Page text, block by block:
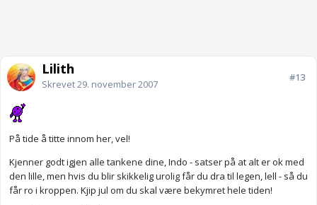
Lilith
Skrevet29. november 2007
#13
På tide å titte innom her, vel!
Kjenner godt igjen alle tankene dine, Indo - satser på at alt er ok med
den lille, men hvis du blir skikkelig urolig får du dra til legen, lell - så du
får ro i kroppen. Kjip jul om du skal være bekymret hele tiden!